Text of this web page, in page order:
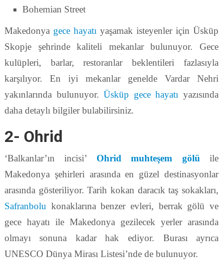
Bohemian Street
Makedonya gece hayatı yaşamak isteyenler için Üsküp
Skopje şehrinde kaliteli mekanlar bulunuyor. Gece
kulüpleri, barlar, restoranlar beklentileri fazlasıyla
karşılıyor. En iyi mekanlar genelde Vardar Nehri
yakınlarında bulunuyor.Üsküp gece hayatı yazısında
daha detaylı bilgiler bulabilirsiniz.
2- Ohrid
‘Balkanlar’ın incisi’ Ohrid muhteşem gölü ile
Makedonya şehirleri arasında en güzel destinasyonlar
arasında gösteriliyor. Tarih kokan daracık taş sokakları,
Safranbolu konaklarına benzer evleri, berrak gölü ve
gece hayatı ile Makedonya gezilecek yerler arasında
olmayı sonuna kadar hak ediyor. Burası ayrıca
UNESCO Dünya Mirası Listesi’nde de bulunuyor.